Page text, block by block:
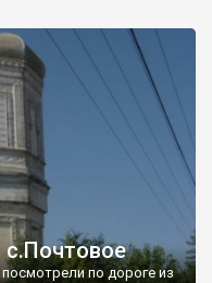
с.Почтовое
по дороге из